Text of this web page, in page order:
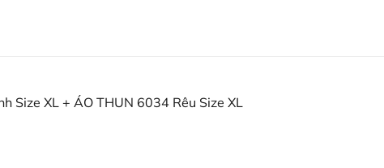
Size XL + ÁO THUN 6034 Rêu Size XL